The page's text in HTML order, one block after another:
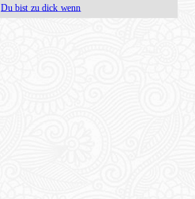
Du bist zu dick wenn